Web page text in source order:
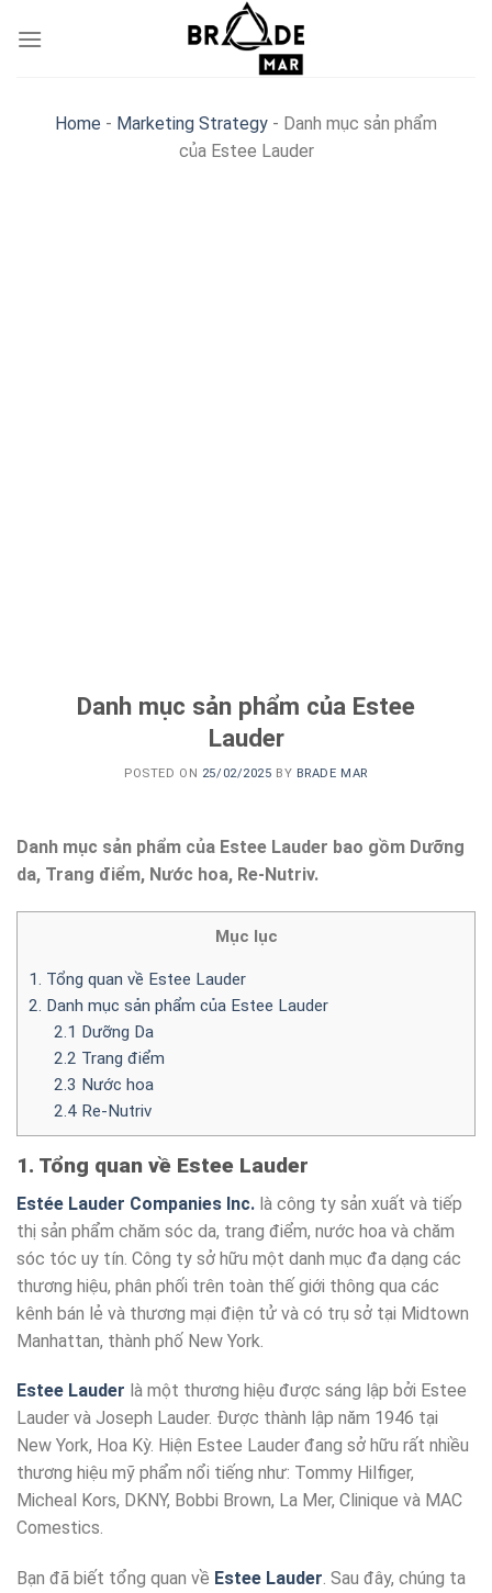
Home - Marketing Strategy - Danh mục sản phẩm
của Estee Lauder
Danh mục sản phẩm của Estee
Lauder
POSTED ON 25/02/2025 BY BRADE MAR
Danh mục sản phẩm của Estee Lauder bao gồm Dưỡng
da, Trang điểm, Nước hoa, Re-Nutriv.
Mục lục
1. Tổng quan về Estee Lauder
2. Danh mục sản phẩm của Estee Lauder
2.1 Dưỡng Da
2.2 Trang điểm
2.3 Nước hoa
2.4 Re-Nutriv
1. Tổng quan về Estee Lauder
Estée Lauder Companies Inc. là công ty sản xuất và tiếp
thị sản phẩm chăm sóc da, trang điểm, nước hoa và chăm
sóc tóc uy tín. Công ty sở hữu một danh mục đa dạng các
thương hiệu, phân phối trên toàn thế giới thông qua các
kênh bán lẻ và thương mại điện tử và có trụ sở tại Midtown
Manhattan, thành phố New York.
Estee Lauder là một thương hiệu được sáng lập bởi Estee
Lauder và Joseph Lauder. Được thành lập năm 1946 tại
New York, Hoa Kỳ. Hiện Estee Lauder đang sở hữu rất nhiều
thương hiệu mỹ phẩm nổi tiếng như: Tommy Hilfiger,
Micheal Kors, DKNY, Bobbi Brown, La Mer, Clinique và MAC
Comestics.
Bạn đã biết tổng quan về Estee Lauder. Sau đây, chúng ta